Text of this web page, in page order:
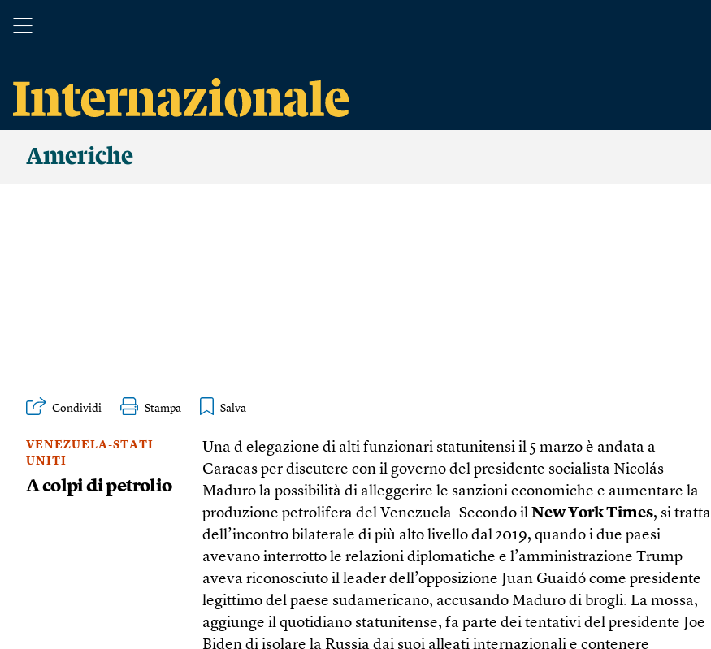
Americhe
Condividi Stampa
VENEZUELA-STATI
UNITI
A colpi di petrolio
Una d elegazione di alti funzionari statunitensi il 5 marzo è andata a
Caracas per discutere con il governo del presidente socialista Nicolás
Maduro la possibilità di alleggerire le sanzioni economiche e aumentare la
produzione petrolifera del Venezuela. Secondo ilNew York Times, si tratta
dell’incontro bilaterale di più alto livello dal 2019, quando i due paesi
avevano interrotto le relazioni diplomatiche e l’amministrazione Trump
aveva riconosciuto il leader dell’opposizione Juan Guaidó come presidente
legittimo del paese sudamericano, accusando Maduro di brogli. La mossa,
aggiunge il quotidiano statunitense, fa parte dei tentativi del presidente Joe
Biden di isolare la Russia dai suoi alleati internazionali e contenere